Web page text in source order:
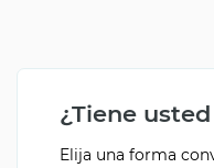
¿Tiene
Elija una forma